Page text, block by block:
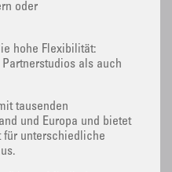
oder
hohe Flexibilität:
als auch
tausenden
und Europa und bietet
für unterschiedliche